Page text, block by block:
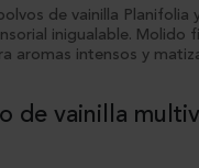
de vainilla Planifolia
inigualable. Molido
aromas intensos y
de vainilla